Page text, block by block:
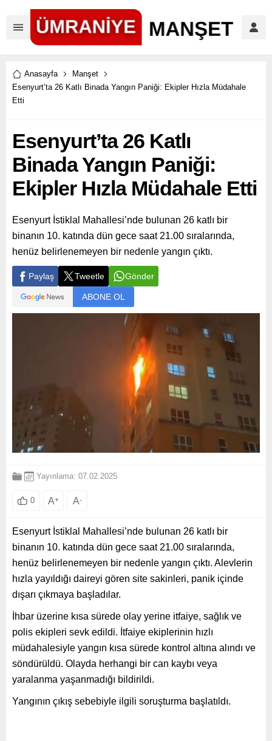
Anasayfa
Manşet
Esenyurt’ta 26 Katlı Binada Yangın Paniği: Ekipler Hızla Müdahale
Etti
Esenyurt’ta 26 Katlı
Binada Yangın Paniği:
Ekipler Hızla Müdahale Etti
Esenyurt İstiklal Mahallesi’nde bulunan 26 katlı bir
binanın 10. katında dün gece saat 21.00 sıralarında,
henüz belirlenemeyen bir nedenle yangın çıktı.
Paylaş Tweetle Gönder
ABONE OL
Yayınlama: 07.02.2025
0 A+ A-
Esenyurt İstiklal Mahallesi’nde bulunan 26 katlı bir
binanın 10. katında dün gece saat 21.00 sıralarında,
henüz belirlenemeyen bir nedenle yangın çıktı. Alevlerin
hızla yayıldığı daireyi gören site sakinleri, panik içinde
dışarı çıkmaya başladılar.
İhbar üzerine kısa sürede olay yerine itfaiye, sağlık ve
polis ekipleri sevk edildi. İtfaiye ekiplerinin hızlı
müdahalesiyle yangın kısa sürede kontrol altına alındı ve
söndürüldü. Olayda herhangi bir can kaybı veya
yaralanma yaşanmadığı bildirildi.
Yangının çıkış sebebiyle ilgili soruşturma başlatıldı.